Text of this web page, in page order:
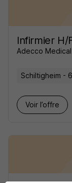
Infirmier H/
Adecco Medical
Schiltigheim -
Voir l’offre